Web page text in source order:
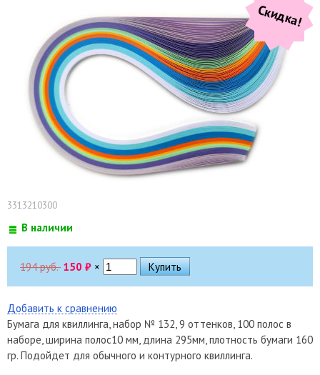
Скидка!
3313210300
В наличии
194 руб. 150 ₽ ×
Добавить к сравнению
Бумага для квиллинга, набор № 132, 9 оттенков, 100 полос в
наборе, ширина полос10 мм, длина 295мм, плотность бумаги 160
гр. Подойдет для обычного и контурного квиллинга.